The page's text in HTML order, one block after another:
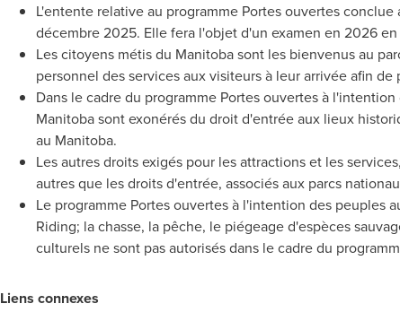
L'entente relative au programme Portes ouvertes
décembre 2025. Elle fera l'objet d'un examen en 2026
Les citoyens métis du Manitobasont les bienvenus au
personnel des services aux visiteurs à leur arrivée afin
Dans le cadre du programme Portes ouvertes à
Manitobasont exonérés du droit d'entrée aux lieux
au Manitoba.
Les autres droits exigés pour les attractions et les
autres que les droits d'entrée, associés aux parcs
Le programme Portes ouvertes à l'intention des
Riding; la chasse, la pêche, le piégeage d'espèces
culturels ne sont pas autorisés dans le cadre du
Liens connexes